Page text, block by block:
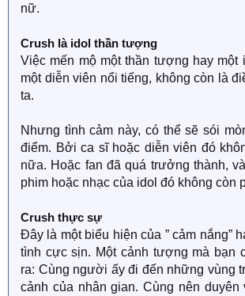
nữ.
Crush là idol thần tượng
Việc mến mộ một thần tượng hay một
một diễn viên nổi tiếng, không còn là
ta.
Nhưng tình cảm này, có thể sẽ sói
điểm. Bởi ca sĩ hoặc diễn viên đó
nữa. Hoặc fan đã quá trưởng thành,
phim hoặc nhạc của idol đó không còn
Crush thực sự
Đây là một biểu hiện của ” cảm nắng”
tình cực sịn. Một cảnh tượng mà bạn
ra: Cùng người ấy đi đến những vùng
cảnh của nhân gian. Cùng nên duyên